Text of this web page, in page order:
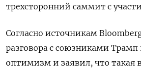
трехсторонний саммит с
Согласно источникам
разговора с союзниками Трамп
оптимизм и заявил, что такая